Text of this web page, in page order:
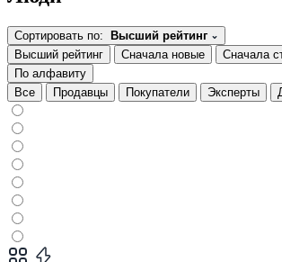
Сортировать по: Высший рейтинг
Высший рейтинг
Сначала новые
Сначала
По алфавиту
Все
Продавцы Покупатели Эксперты